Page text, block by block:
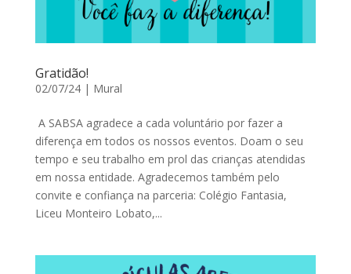
Gratidão!
02/07/24| Mural
A SABSA agradece a cada voluntário por fazer a
diferença em todos os nossos eventos. Doam o seu
tempo e seu trabalho em prol das crianças atendidas
em nossa entidade. Agradecemos também pelo
convite e confiança na parceria: Colégio Fantasia,
Liceu Monteiro Lobato,...